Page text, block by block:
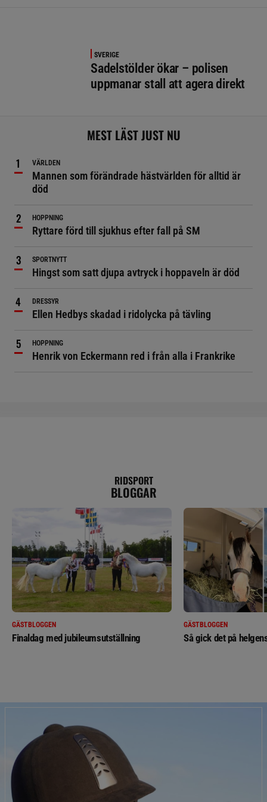
SVERIGE
Sadelstölder ökar – polisen
uppmanar stall att agera direkt
MEST LÄST JUST NU
VÄRLDEN
Mannen som förändrade hästvärlden för alltid är
död
HOPPNING
Ryttare förd till sjukhus efter fall på SM
SPORTNYTT
Hingst som satt djupa avtryck i hoppaveln är död
DRESSYR
Ellen Hedbys skadad i ridolycka på tävling
HOPPNING
Henrik von Eckermann red i från alla i Frankrike
RIDSPORT
BLOGGAR
GÄSTBLOGGEN
Finaldag med jubileumsutställning
GÄSTBLOGGEN
Så gick det på